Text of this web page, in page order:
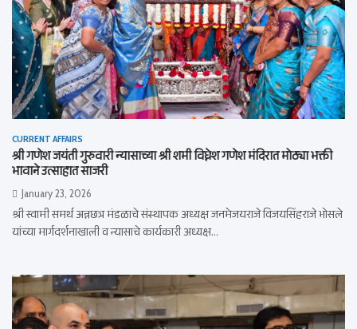
CURRENT AFFAIRS
श्री गणेश जयंती गुरुवारी न्यासाच्या श्री शमी विघ्नेश गणेश मंदिरात मोठ्या भक्ती
भावाने उत्साहात साजरी
January 23, 2026
श्री स्वामी समर्थ अन्नछत्र मंडळाचे संस्थापक अध्यक्ष जनमेजयराजे विजयसिंहराजे भोसले
यांच्या मार्गदर्शनाखाली व न्यासाचे कार्यकारी अध्यक्ष…